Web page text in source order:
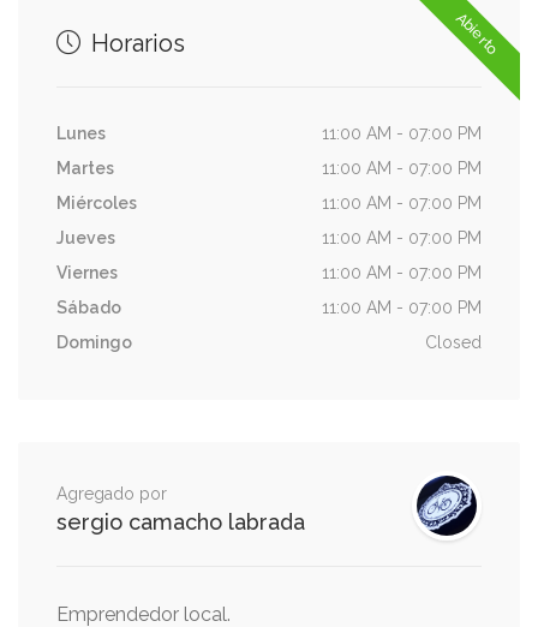
Abierto
Horarios
Lunes
11:00 AM - 07:00 PM
Martes
11:00 AM - 07:00 PM
Miércoles
11:00 AM - 07:00 PM
Jueves
11:00 AM - 07:00 PM
Viernes
11:00 AM - 07:00 PM
Sábado
11:00 AM - 07:00 PM
Domingo
Closed
Agregado por
sergio camacho labrada
Emprendedor local.